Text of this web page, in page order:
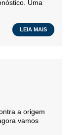
Uma
LEIA MAIS
a origem
vamos